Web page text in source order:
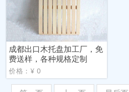
成都出口木托盘加工厂，免
费送样，各种规格定制
价格：¥ 0